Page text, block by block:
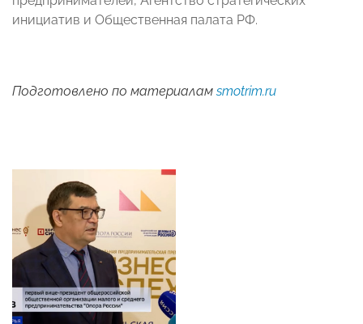
инициатив и Общественная палата РФ.
Подготовлено по материаламsmotrim.ru